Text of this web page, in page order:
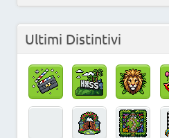
Ultimi Distintivi